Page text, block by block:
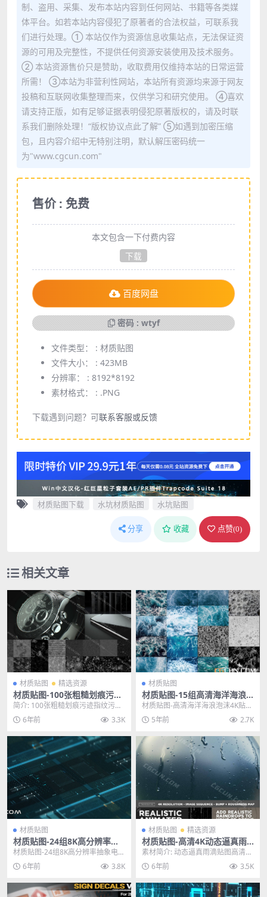
制、盗用、采集、发布本站内容到任何网站、书籍等各类媒
体平台。如若本站内容侵犯了原著者的合法权益，可联系我
们进行处理。① 本站仅作为资源信息收集站点，无法保证资
源的可用及完整性，不提供任何资源安装使用及技术服务。
② 本站资源售价只是赞助，收取费用仅维持本站的日常运营
所需！ ③本站为非营利性网站，本站所有资源均来源于网友
投稿和互联网收集整理而来，仅供学习和研究使用。 ④喜欢
请支持正版，如有足够证据表明侵犯原著版权的，请及时联
系我们删除处理！“版权协议点此了解” ⑤如遇到加密压缩
包，且内容介绍中无特别注明，默认解压密码统一
为"www.cgcun.com"
售价 : 免费
本文包含一下付费内容
下载
百度网盘
密码 : wtyf
文件类型： : 材质贴图
文件大小： : 423MB
分辨率： : 8192*8192
素材格式： : .PNG
下载遇到问题？可联系客服或反馈
材质贴图下载 水坑材质贴图 水坑贴图
分享 收藏 点赞(0)
相关文章
材质贴图 精选资源
材质贴图-100张粗糙划痕污迹
指纹污垢垃圾纹理贴图8K超高
清贴图
简介: 100张粗糙划痕污迹指纹污垢
垃圾纹理贴图8K超高清贴图，这是
一种新的运动...
6年前 3.3K
材质贴图
材质贴图-15组高清海洋海浪
泡沫4K贴图合集
材质贴图-高清海洋海浪泡沫4K贴图
合集 其他推荐: 材质贴图-80组科幻
细节硬面...
5年前 2.7K
材质贴图
材质贴图-24组8K高分辨率抽
象电子科技风格贴图
材质贴图-24组8K高分辨率抽象电子
科技风格贴图 其他推荐： 材质贴
图-100组...
6年前 3.8K
材质贴图 精选资源
材质贴图-高清4K动态逼真雨
滴水贴图素材479帧（动态序
列）
素材简介: 动态逼真雨滴贴图高清4K
素材479帧（动态序列）包含什么
：全动画逼...
6年前 3.5K